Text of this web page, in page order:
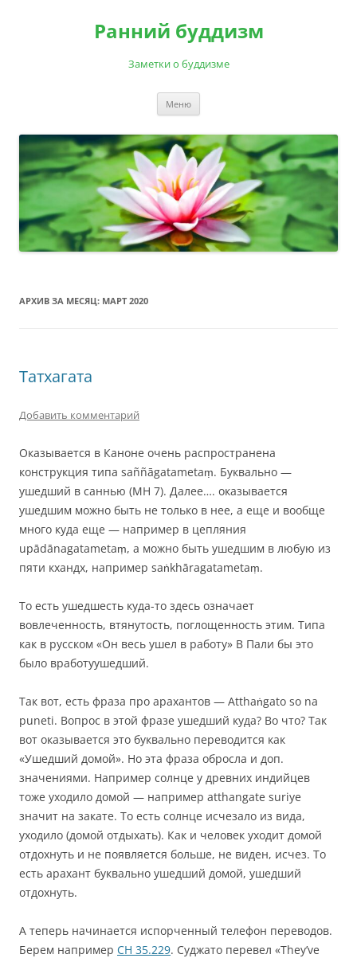
Ранний буддизм
Заметки о буддизме
Меню
АРХИВ ЗА МЕСЯЦ: МАРТ 2020
Татхагата
Добавить комментарий
Оказывается в Каноне очень распространена
конструкция типа saññāgatametaṃ. Буквально —
ушедший в саннью (МН 7). Далее…. оказывается
ушедшим можно быть не только в нее, а еще и вообще
много куда еще — например в цепляния
upādānagatametaṃ, а можно быть ушедшим в любую из
пяти кхандх, например saṅkhāragatametaṃ.
То есть ушедшесть куда-то здесь означает
вовлеченность, втянутость, поглощенность этим. Типа
как в русском «Он весь ушел в работу» В Пали бы это
было вработуушедший.
Так вот, есть фраза про арахантов — Atthaṅgato so na
puneti. Вопрос в этой фразе ушедший куда? Во что? Так
вот оказывается это буквально переводится как
«Ушедший домой». Но эта фраза обросла и доп.
значениями. Например солнце у древних индийцев
тоже уходило домой — например atthangate suriye
значит на закате. То есть солнце исчезало из вида,
уходило (домой отдыхать). Как и человек уходит домой
отдохнуть и не появляется больше, не виден, исчез. То
есть арахант буквально ушедший домой, ушедший
отдохнуть.
А теперь начинается испорченный телефон переводов.
Берем например СН 35.229. Суджато перевел «They’ve